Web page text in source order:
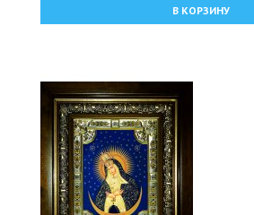
В КОРЗИНУ